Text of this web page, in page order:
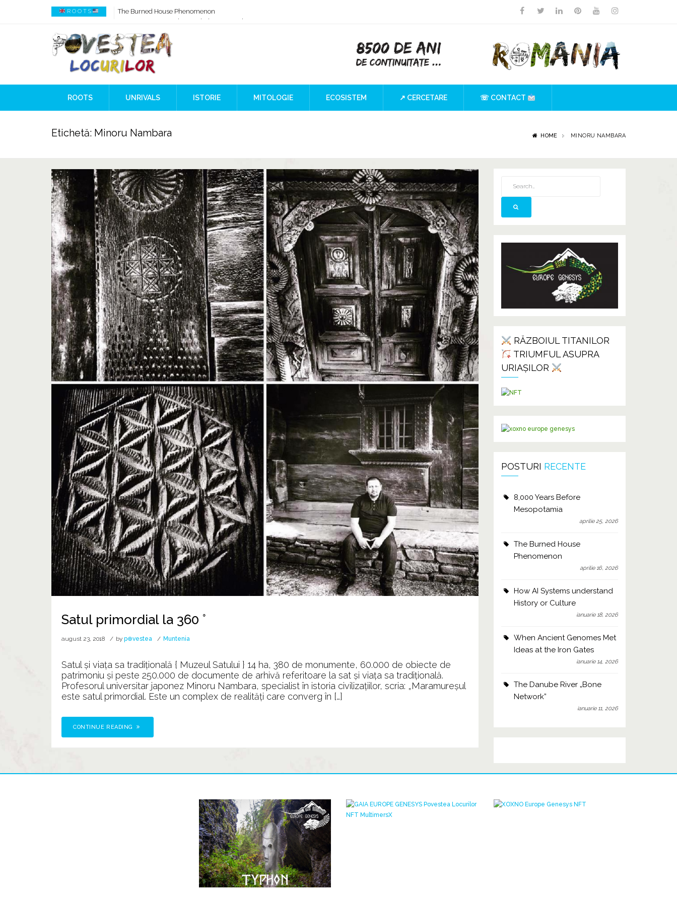
R O O T S
How AI Systems understand History or Culture
When Ancient Genomes Met Ideas at the Iron Gates
The Danube River „Bone Network”
The Global Ancient Civilization AI Blind SPOT
8,000 Years Before Mesopotamia
The Burned House Phenomenon
ROOTS UNRIVALS ISTORIE MITOLOGIE ECOSISTEM ↗ CERCETARE ☏ CONTACT
Etichetă: Minoru Nambara HOME MINORU NAMBARA
Satul primordial la 360 °
august 23, 2018 by p⊕vestea Muntenia
Satul și viața sa tradițională { Muzeul Satului } 14 ha, 380 de monumente, 60.000 de obiecte de
patrimoniu și peste 250.000 de documente de arhivă referitoare la sat și viața sa tradițională.
Profesorul universitar japonez Minoru Nambara, specialist în istoria civilizațiilor, scria: „Maramureșul
este satul primordial. Este un complex de realități care converg în […]
CONTINUE READING
RĂZBOIUL TITANILOR
TRIUMFUL ASUPRA
URIAȘILOR
POSTURI RECENTE
8,000 Years Before
Mesopotamia
aprilie 25, 2026
The Burned House
Phenomenon
aprilie 16, 2026
How AI Systems understand
History or Culture
ianuarie 18, 2026
When Ancient Genomes Met
Ideas at the Iron Gates
ianuarie 14, 2026
The Danube River „Bone
Network”
ianuarie 11, 2026